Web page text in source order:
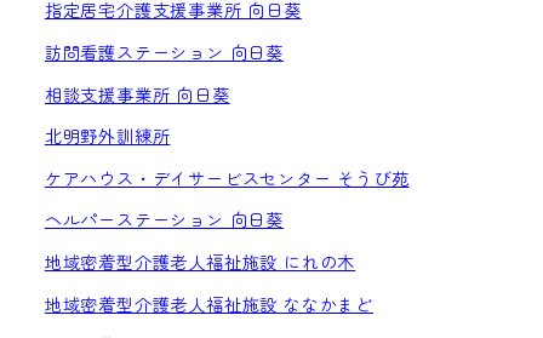
指定居宅介護支援事業所 向日葵
訪問看護ステーション 向日葵
相談支援事業所 向日葵
北明野外訓練所
ケアハウス・デイサービスセンター そうび苑
ヘルパーステーション 向日葵
地域密着型介護老人福祉施設 にれの木
地域密着型介護老人福祉施設 ななかまど